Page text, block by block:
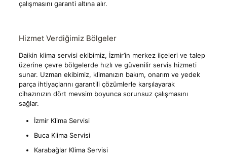
çalışmasını garanti altına alır.
Hizmet Verdiğimiz Bölgeler
Daikin klima servisi ekibimiz, İzmir’in merkez ilçeleri ve talep
üzerine çevre bölgelerde hızlı ve güvenilir servis hizmeti
sunar. Uzman ekibimiz, klimanızın bakım, onarım ve yedek
parça ihtiyaçlarını garantili çözümlerle karşılayarak
cihazınızın dört mevsim boyunca sorunsuz çalışmasını
sağlar.
İzmir Klima Servisi
Buca Klima Servisi
Karabağlar Klima Servisi